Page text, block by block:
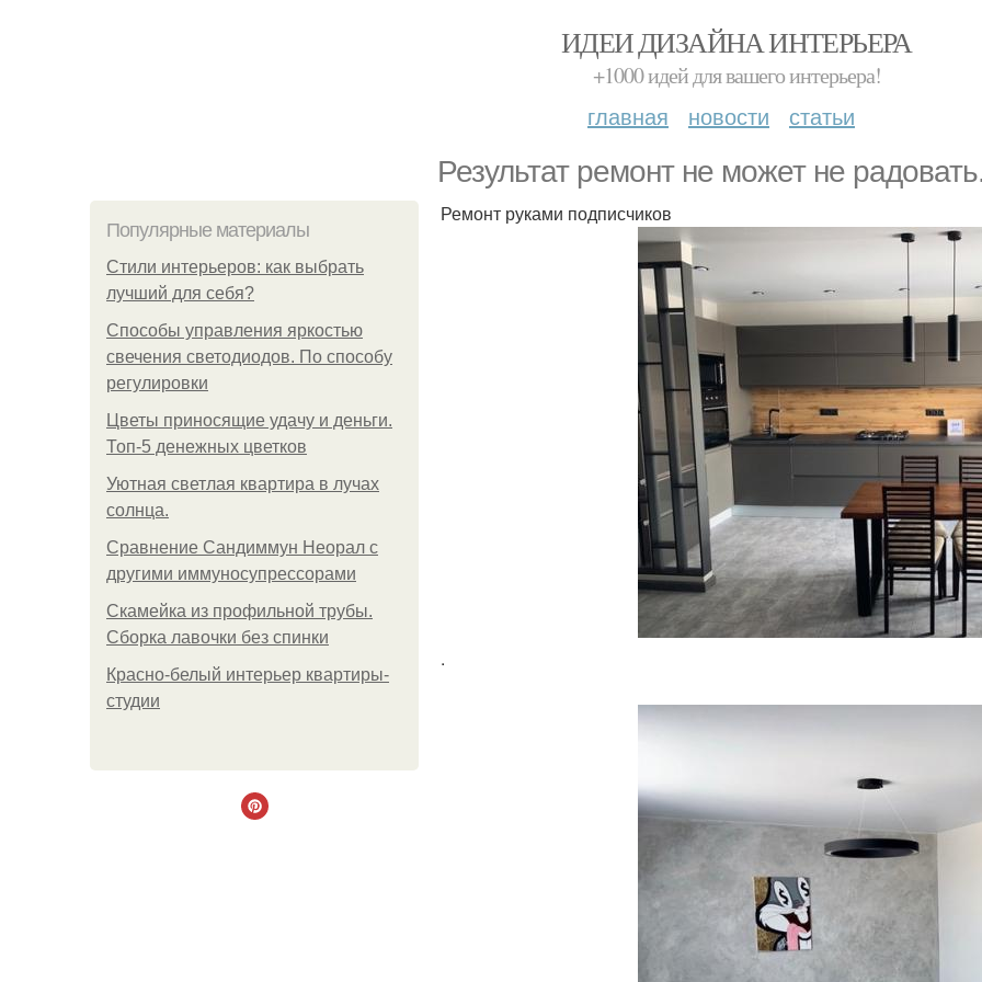
ИДЕИ ДИЗАЙНА ИНТЕРЬЕРА
+1000 идей для вашего интерьера!
главная новости статьи
Результат ремонт не может не
Популярные материалы
Стили интерьеров: как выбрать
лучший для себя?
Способы управления яркостью
свечения светодиодов. По способу
регулировки
Цветы приносящие удачу и деньги.
Топ-5 денежных цветков
Уютная светлая квартира в лучах
солнца.
Сравнение Сандиммун Неорал с
другими иммуносупрессорами
Скамейка из профильной трубы.
Сборка лавочки без спинки
Красно-белый интерьер квартиры-
студии
Ремонт руками подписчиков
.